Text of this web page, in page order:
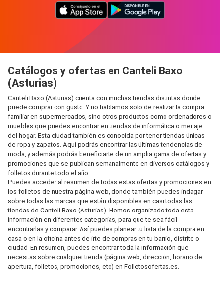
Catálogos y ofertas en Canteli Baxo
(Asturias)
Canteli Baxo (Asturias) cuenta con muchas tiendas distintas donde
puede comprar con gusto. Y no hablamos sólo de realizar la compra
familiar en supermercados, sino otros productos como ordenadores o
muebles que puedes encontrar en tiendas de informática o menaje
del hogar. Esta ciudad también es conocida por tener tiendas únicas
de ropa y zapatos. Aquí podrás encontrar las últimas tendencias de
moda, y además podrás beneficiarte de un amplia gama de ofertas y
promociones que se publican semanalmente en diversos catálogos y
folletos durante todo el año.
Puedes acceder al resumen de todas estas ofertas y promociones en
los folletos de nuestra página web, donde también puedes indagar
sobre todas las marcas que están disponibles en casi todas las
tiendas de Canteli Baxo (Asturias). Hemos organizado toda esta
información en diferentes categorías, para que te sea fácil
encontrarlas y comparar. Así puedes planear tu lista de la compra en
casa o en la oficina antes de irte de compras en tu barrio, distrito o
ciudad. En resumen, puedes encontrar toda la información que
necesitas sobre cualquier tienda (página web, dirección, horario de
apertura, folletos, promociones, etc) en Folletosofertas.es.